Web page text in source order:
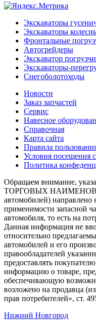
Экскаваторы
Экскаваторы
Фронтальные
Автогрейдеры
Экскаватор
Экскаваторы-
Снегоболотоходы
Новости
Заказ запчастей
Сервис
Навесное
Справочная
Карта сайта
Правила
Условия посещения
Политика
Обращаем внимание,
ТОРГОВЫХ
автомобилей)
применимости запасной
автомобиля, то есть на
Данная информация не
относительно
автомобилей и его
правообладателей
предоставлять
информацию о товаре,
обеспечивающую
возложено на продавца
прав потребителей», ст.
Нижний Новгород